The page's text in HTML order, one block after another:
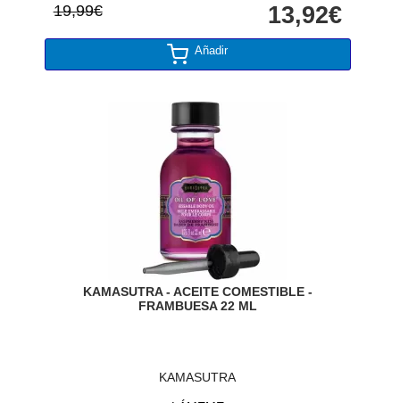
19,99€ 13,92€
Añadir
KAMASUTRA - ACEITE COMESTIBLE -
FRAMBUESA 22 ML
KAMASUTRA